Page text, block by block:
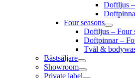
Doftljus
Four seasons
Doftljus – Four
Doftpinnar –
Tvål &
Bästsäljare
Showroom
Private label